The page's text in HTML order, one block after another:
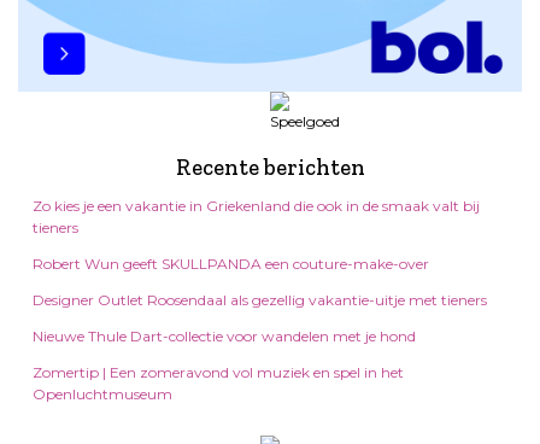
Recente berichten
Zo kies je een vakantie in Griekenland die ook in de smaak valt bij
tieners
Robert Wun geeft SKULLPANDA een couture-make-over
Designer Outlet Roosendaal als gezellig vakantie-uitje met tieners
Nieuwe Thule Dart-collectie voor wandelen met je hond
Zomertip | Een zomeravond vol muziek en spel in het
Openluchtmuseum